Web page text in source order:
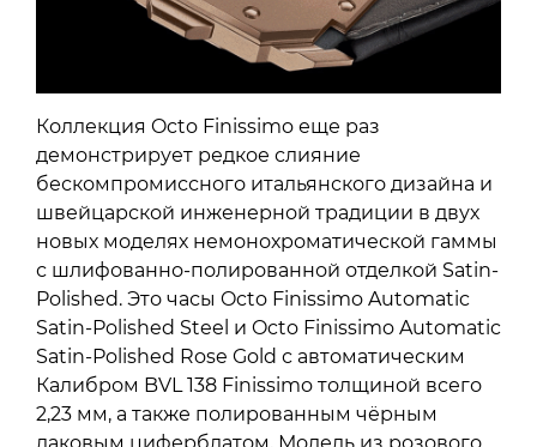
Коллекция Octo Finissimo еще раз
демонстрирует редкое слияние
бескомпромиссного итальянского дизайна и
швейцарской инженерной традиции в двух
новых моделях немонохроматической гаммы
с шлифованно-полированной отделкой Satin-
Polished. Это часы Octo Finissimo Automatic
Satin-Polished Steel и Octo Finissimo Automatic
Satin-Polished Rose Gold с автоматическим
Калибром BVL 138 Finissimo толщиной всего
2,23 мм, а также полированным чёрным